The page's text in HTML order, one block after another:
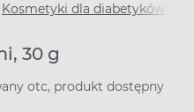
Kosmetyki dla diabetyków
30 g
otc, produkt dostępny